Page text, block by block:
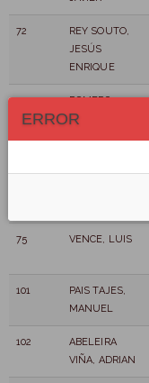
72
REY SOUTO,
JESÚS
ENRIQUE
73
ROMERO
BUSTABAD,
75 VENCE, LUIS
101
PAIS TAJES,
MANUEL
102
ABELEIRA
VIÑA, ADRIAN
ERROR